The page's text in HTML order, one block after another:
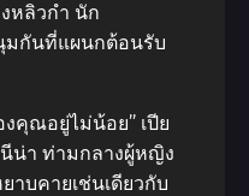
หลิวกํา นัก
กันที่แผนกต้อนรับ
คุณอยู่ไม่น้อย” เปีย
น่า ท่ามกลางผู้หญิง
าบคายเช่นเดียวกับ